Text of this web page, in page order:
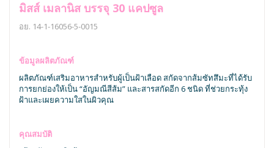
มิสส์ เมลานิส บรรจุ 30 แคปซูล
อย. 14-1-16056-5-0015
ข้อมูลผลิตภัณฑ์
ผลิตภัณฑ์เสริมอาหารสำหรับผู้เป็นฝ้าเลือด สกัดจากส้มซัทสึมะที่ได้รับ
การยกย่องให้เป็น “อัญมณีสีส้ม” และสารสกัดอีก 6 ชนิด ที่ช่วยกระทุ้ง
ฝ้าและเผยความใสในผิวคุณ
คุณสมบัติ